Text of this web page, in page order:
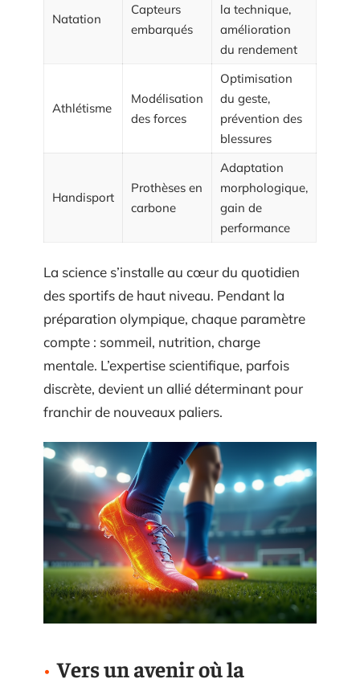
Natation
Capteurs
embarqués
la technique,
amélioration
du rendement
Athlétisme
Modélisation
des forces
Optimisation
du geste,
prévention des
blessures
Handisport
Prothèses en
carbone
Adaptation
morphologique,
gain de
performance
La science s’installe au cœur du quotidien
des sportifs de haut niveau. Pendant la
préparation olympique, chaque paramètre
compte : sommeil, nutrition, charge
mentale. L’expertise scientifique, parfois
discrète, devient un allié déterminant pour
franchir de nouveaux paliers.
Vers un avenir où la